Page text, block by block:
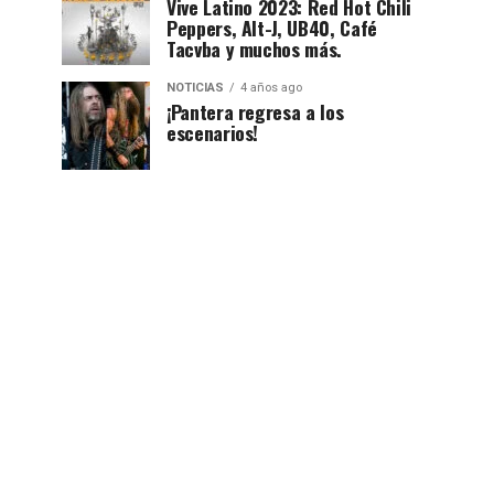
Vive Latino 2023: Red Hot Chili
Peppers, Alt-J, UB40, Café
Tacvba y muchos más.
NOTICIAS 4 años ago
¡Pantera regresa a los
escenarios!